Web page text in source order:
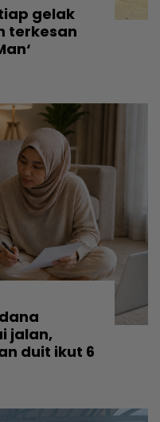
gelak
terkesan
jalan,
duit ikut 6